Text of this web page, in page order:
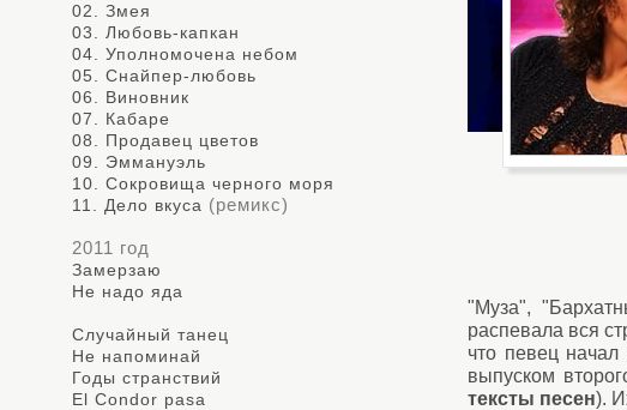
"Муза",
распевала вся
что певец
выпуском
тексты песен).
02. Змея
03. Любовь-капкан
04. Уполномочена небом
05. Снайпер-любовь
06. Виновник
07. Кабаре
08. Продавец цветов
09. Эммануэль
10. Сокровища черного моря
11. Дело вкуса (ремикс)
2011 год
Замерзаю
Не надо яда
Случайный танец
Не напоминай
Годы странствий
El Condor pasa